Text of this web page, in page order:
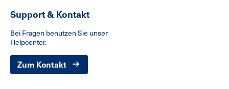
Support & Kontakt
Bei Fragen benutzen Sie unser
Helpcenter.
Zum Kontakt